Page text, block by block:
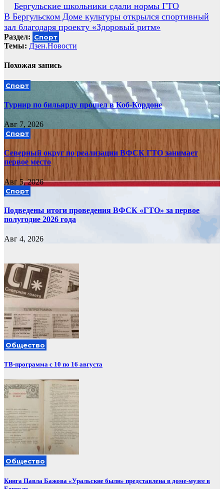
Навигация
по
записям
Бергульские школьники сдали нормы ГТО
В Бергульском Доме культуры открылся спортивный
зал благодаря проекту «Здоровый ритм»
Раздел: Спорт
Темы: Дзен.Новости
Похожая запись
Спорт
Турнир по бильярду прошел в Коб-Кордоне
Авг 7, 2026
Спорт
Северный округ по реализации ВФСК ГТО занимает
первое место
Авг 5, 2026
Спорт
Подведены итоги проведения ВФСК «ГТО» за первое
полугодие 2026 года
Авг 4, 2026
Общество
ТВ-программа с 10 по 16 августа
Общество
Книга Павла Бажова «Уральские были» представлена в доме-музее в